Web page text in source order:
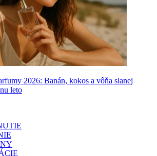
2026: Banán, kokos a vôňa slanej
leto